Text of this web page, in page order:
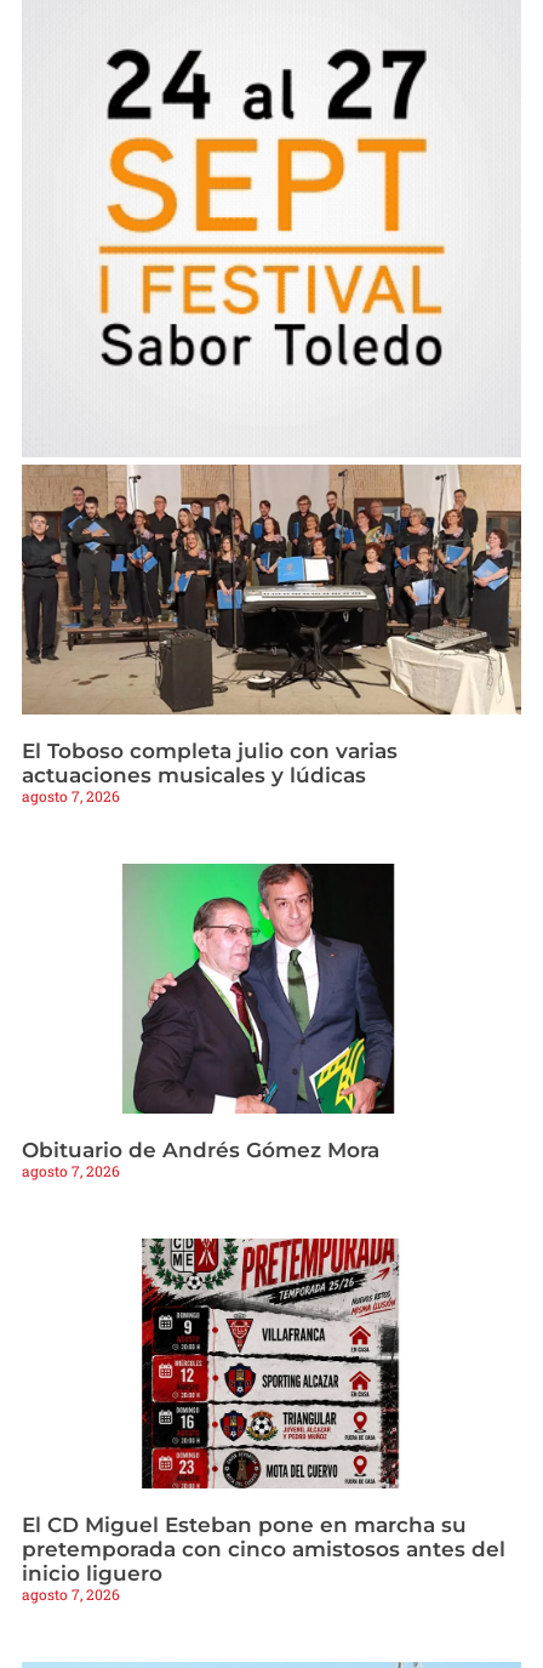
El Toboso completa julio con varias
actuaciones musicales y lúdicas
agosto 7, 2026
Obituario de Andrés Gómez Mora
agosto 7, 2026
El CD Miguel Esteban pone en marcha su
pretemporada con cinco amistosos antes del
inicio liguero
agosto 7, 2026